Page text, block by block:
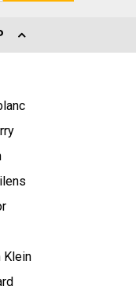
Klein